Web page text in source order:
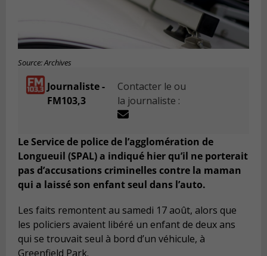
Source: Archives
Journaliste -
FM103,3
Contacter le ou
la journaliste :
Le Service de police de l’agglomération de
Longueuil (SPAL) a indiqué hier qu’il ne porterait
pas d’accusations criminelles contre la maman
qui a laissé son enfant seul dans l’auto.
Les faits remontent au samedi 17 août, alors que
les policiers avaient libéré un enfant de deux ans
qui se trouvait seul à bord d’un véhicule, à
Greenfield Park.